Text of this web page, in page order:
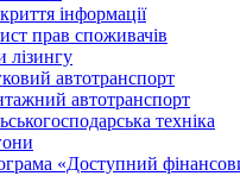
інформації
прав споживачів
лізингу
автотранспорт
автотранспорт
техніка
«Доступний